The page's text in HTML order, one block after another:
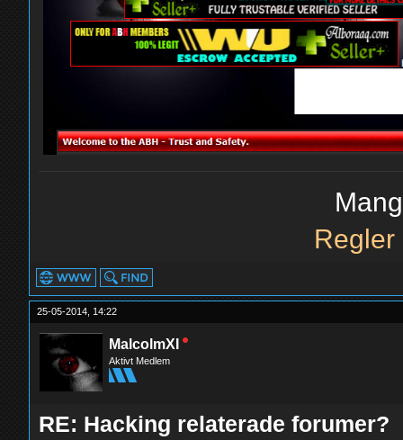
Regler
25-05-2014, 14:22
MalcolmXI
Aktivt Medlem
RE: Hacking relaterade forumer?